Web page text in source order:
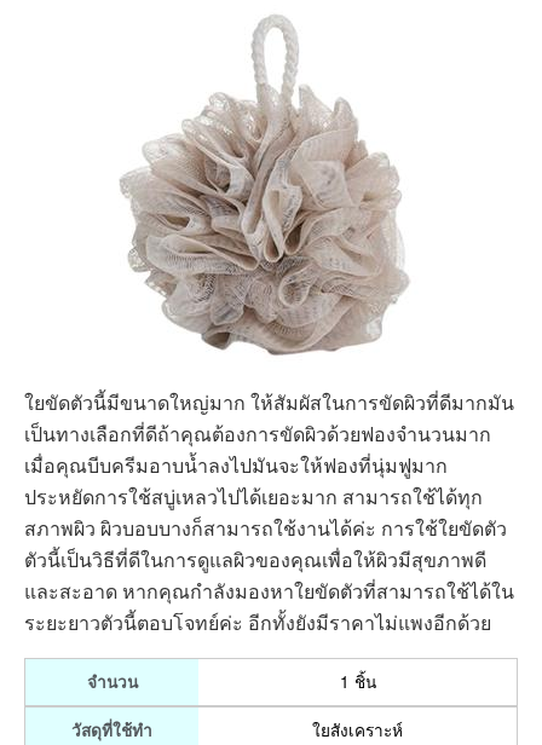
ใยขัดตัวนี้มีขนาดใหญ่มาก ให้สัมผัสในการขัดผิวที่ดีมากมัน
เป็นทางเลือกที่ดีถ้าคุณต้องการขัดผิวด้วยฟองจำนวนมาก
เมื่อคุณบีบครีมอาบน้ำลงไปมันจะให้ฟองที่นุ่มฟูมาก
ประหยัดการใช้สบู่เหลวไปได้เยอะมาก สามารถใช้ได้ทุก
สภาพผิว ผิวบอบบางก็สามารถใช้งานได้ค่ะ การใช้ใยขัดตัว
ตัวนี้เป็นวิธีที่ดีในการดูแลผิวของคุณเพื่อให้ผิวมีสุขภาพดี
และสะอาด หากคุณกำลังมองหาใยขัดตัวที่สามารถใช้ได้ใน
ระยะยาวตัวนี้ตอบโจทย์ค่ะ อีกทั้งยังมีราคาไม่แพงอีกด้วย
จำนวน 1 ชิ้น
วัสดุที่ใช้ทำ ใยสังเคราะห์